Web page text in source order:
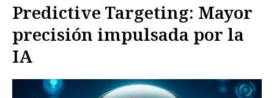
Predictive Targeting: Mayor
precisión impulsada por la
IA